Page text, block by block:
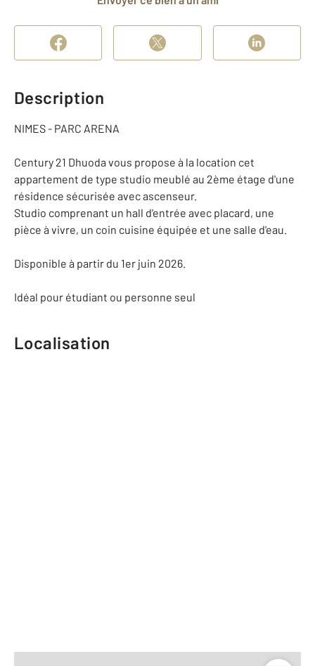
Description
NIMES - PARC ARENA
Century 21 Dhuoda vous propose à la location cet
appartement de type studio meublé au 2ème étage d'une
résidence sécurisée avec ascenseur.
Studio comprenant un hall d'entrée avec placard, une
pièce à vivre, un coin cuisine équipée et une salle d'eau.
Disponible à partir du 1er juin 2026.
Idéal pour étudiant ou personne seul
Localisation